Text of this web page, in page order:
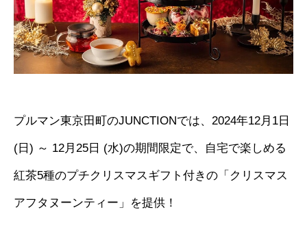
プルマン東京田町のJUNCTIONでは、2024年12月1日
(日) ～ 12月25日 (水)の期間限定で、自宅で楽しめる
紅茶5種のプチクリスマスギフト付きの「クリスマス
アフタヌーンティー」を提供！